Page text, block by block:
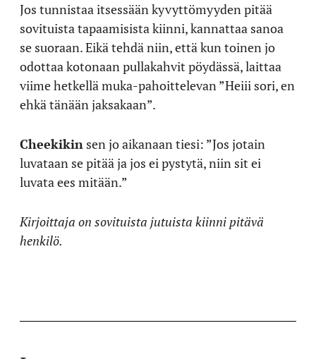
Jos tunnistaa itsessään kyvyttömyyden pitää
sovituista tapaamisista kiinni, kannattaa sanoa
se suoraan. Eikä tehdä niin, että kun toinen jo
odottaa kotonaan pullakahvit pöydässä, laittaa
viime hetkellä muka-pahoittelevan ”Heiii sori, en
ehkä tänään jaksakaan”.
Cheekikin sen jo aikanaan tiesi: ”Jos jotain
luvataan se pitää ja jos ei pystytä, niin sit ei
luvata ees mitään.”
Kirjoittaja on sovituista jutuista kiinni pitävä
henkilö.